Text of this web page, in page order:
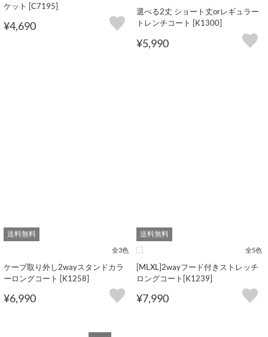
ケット [C7195]
¥4,690
選べる2丈 ショート丈orレギュラー
トレンチコート [K1300]
¥5,990
送料無料
全3色
ケープ取り外し2wayスタンドカラ
ーロングコート [K1258]
¥6,990
送料無料
全5色
[MLXL]2wayフード付きストレッチ
ロングコート[K1239]
¥7,990